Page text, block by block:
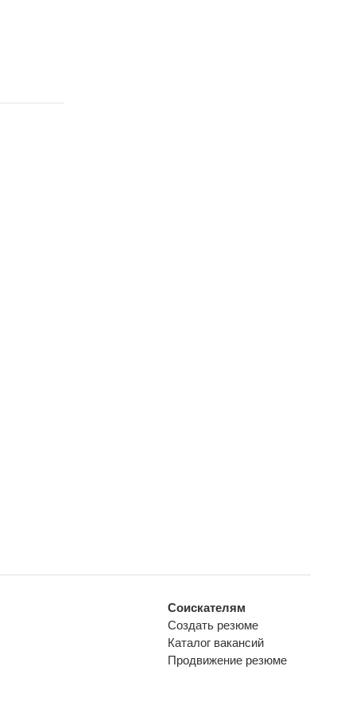
Соискателям
Создать резюме
Каталог вакансий
Продвижение резюме